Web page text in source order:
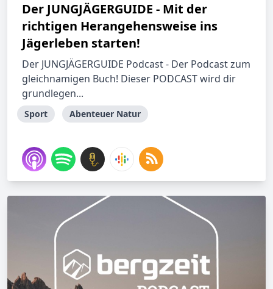
Der JUNGJÄGERGUIDE - Mit der
richtigen Herangehensweise ins
Jägerleben starten!
Der JUNGJÄGERGUIDE Podcast - Der Podcast zum
gleichnamigen Buch! Dieser PODCAST wird dir
grundlegen...
Sport Abenteuer Natur